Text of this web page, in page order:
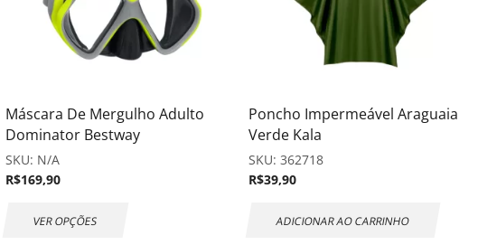
Máscara De Mergulho Adulto
Dominator Bestway
SKU: N/A
R$169,90
VER OPÇÕES
Poncho Impermeável Araguaia
Verde Kala
SKU:362718
R$39,90
ADICIONAR AO CARRINHO